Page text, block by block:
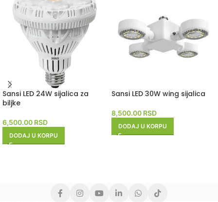
Sansi LED 24W sijalica za
biljke
6,500.00 RSD
DODAJ U KORPU
Sansi LED 30W wing sijalica
8,500.00 RSD
DODAJ U KORPU